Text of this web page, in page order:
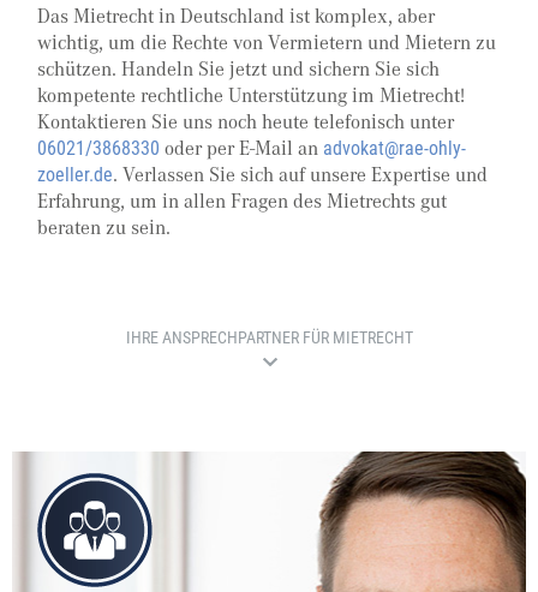
Das Mietrecht in Deutschland ist komplex, aber
wichtig, um die Rechte von Vermietern und Mietern zu
schützen. Handeln Sie jetzt und sichern Sie sich
kompetente rechtliche Unterstützung im Mietrecht!
Kontaktieren Sie uns noch heute telefonisch unter
06021/3868330 oder per E-Mail an advokat@rae-ohly-
zoeller.de. Verlassen Sie sich auf unsere Expertise und
Erfahrung, um in allen Fragen des Mietrechts gut
beraten zu sein.
IHRE ANSPRECHPARTNER FÜR MIETRECHT